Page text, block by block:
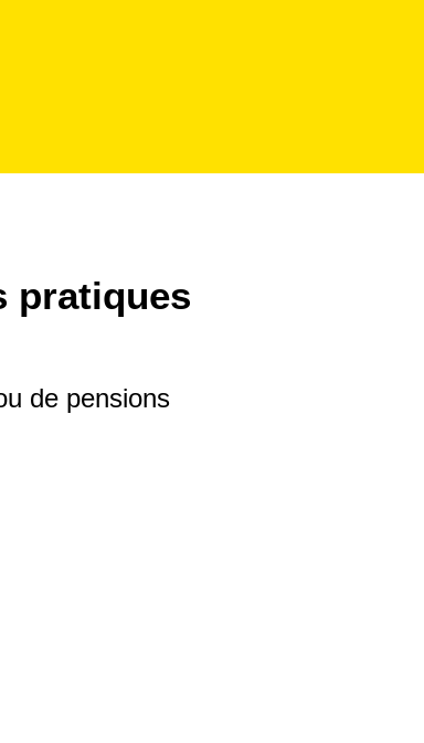
pratiques
de pensions